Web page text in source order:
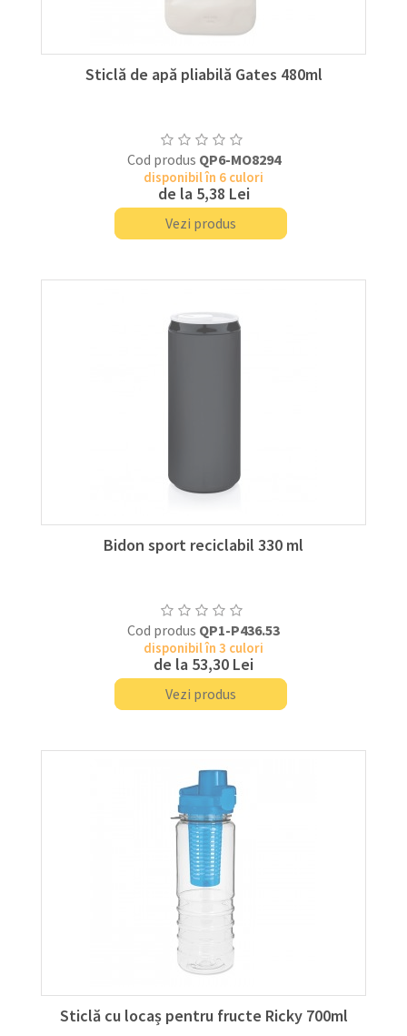
Sticlă de apă pliabilă Gates 480ml
Cod produs QP6-MO8294
disponibil în 6 culori
de la 5,38 Lei
Vezi produs
Bidon sport reciclabil 330 ml
Cod produs QP1-P436.53
disponibil în 3 culori
de la 53,30 Lei
Vezi produs
Sticlă cu locaș pentru fructe Ricky 700ml